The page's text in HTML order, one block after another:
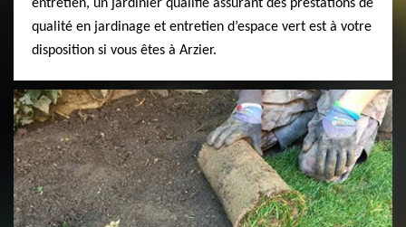
entretien, un jardinier qualifié assurant des prestations de
qualité en jardinage et entretien d’espace vert est à votre
disposition si vous êtes à Arzier.